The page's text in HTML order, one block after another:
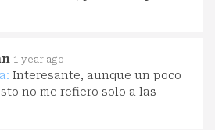
1 year ago
Interesante, aunque un poco
no me refiero solo a las